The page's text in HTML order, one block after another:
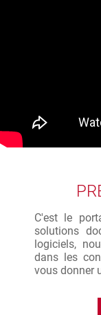
C'est le
solutions
logiciels,
dans les
vous donner